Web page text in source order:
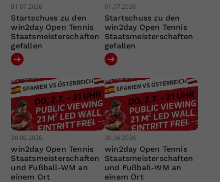
01.07.2026
Startschuss zu den
win2day Open Tennis
Staatsmeisterschaften
gefallen
01.07.2026
Startschuss zu den
win2day Open Tennis
Staatsmeisterschaften
gefallen
30.06.2026
win2day Open Tennis
Staatsmeisterschaften
und Fußball-WM an
einem Ort
30.06.2026
win2day Open Tennis
Staatsmeisterschaften
und Fußball-WM an
einem Ort